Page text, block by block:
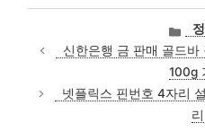
카
테
고
리
신한은행 금 판매 골드
100g
넷플릭스 핀번호 4자리
리